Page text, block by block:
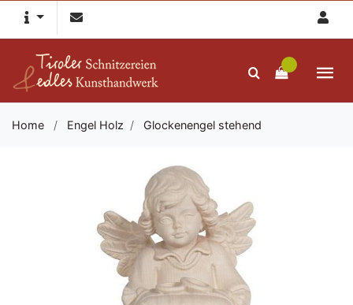
Home / Engel Holz / Glockenengel stehend